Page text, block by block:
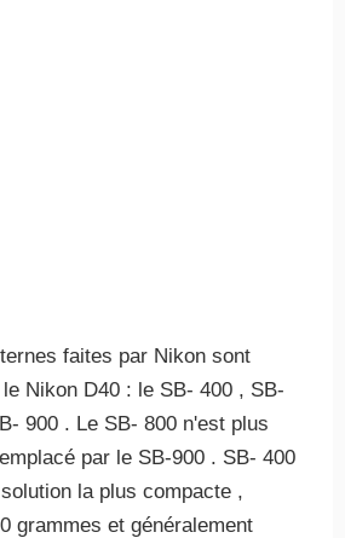
faites par Nikon sont
Nikon D40 : le SB- 400 , SB-
900 . Le SB- 800 n'est plus
par le SB-900 . SB- 400
la plus compacte ,
grammes et généralement